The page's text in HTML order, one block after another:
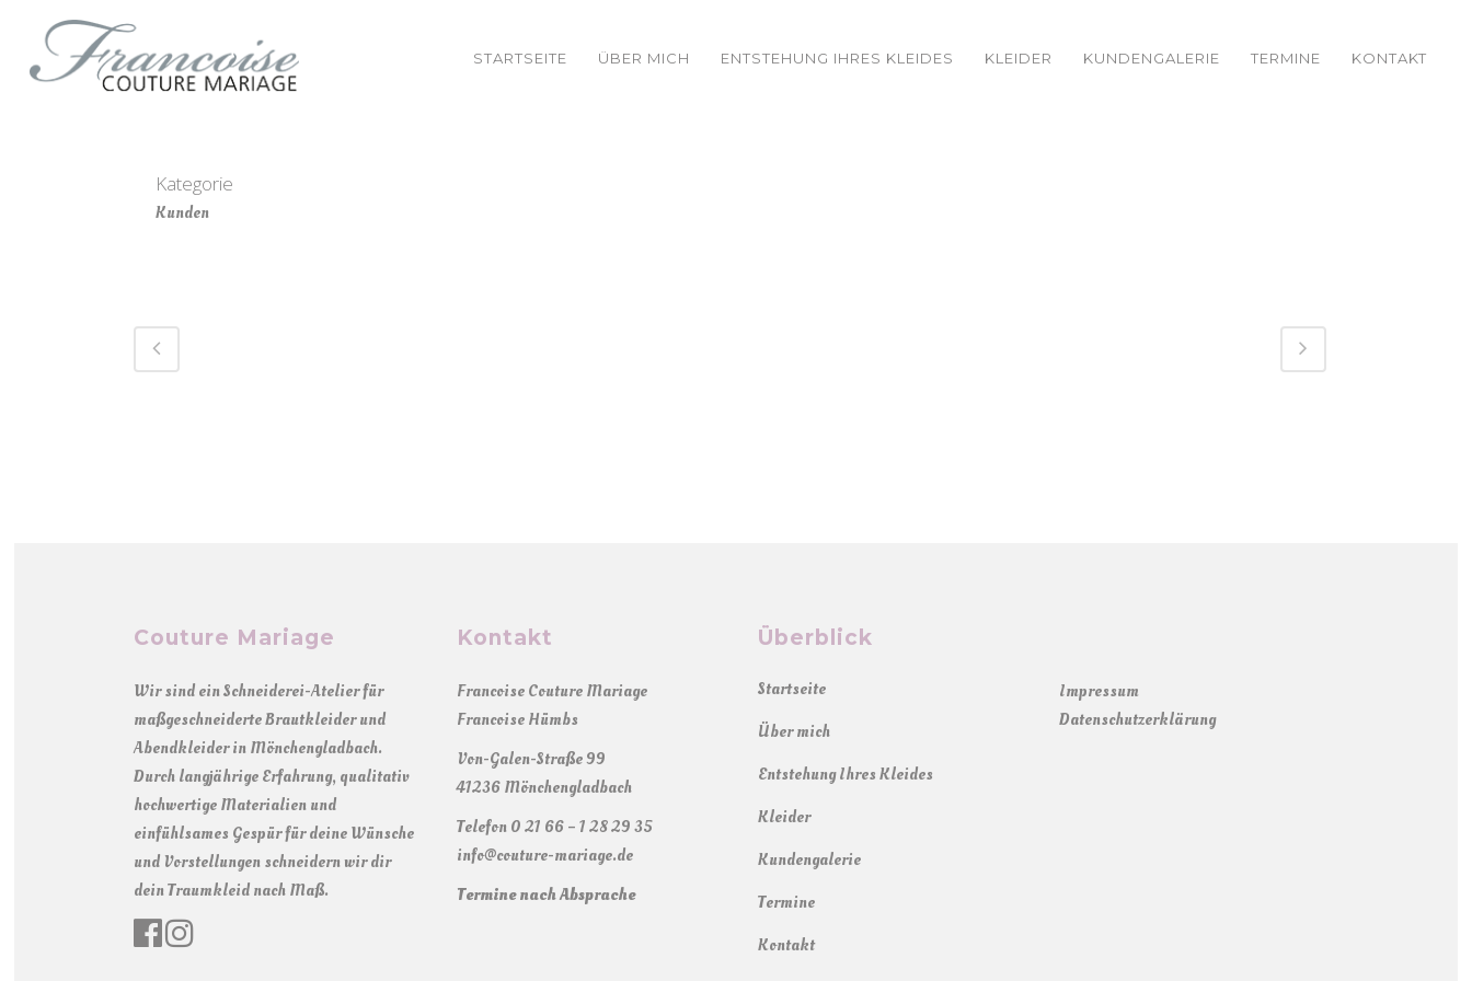
STARTSEITE ÜBER MICH ENTSTEHUNG IHRES KLEIDES KLEIDER KUNDENGALERIE TERMINE KONTAKT
Kategorie
Kunden
Couture Mariage
Wir sind ein Schneiderei-Atelier für
maßgeschneiderte Brautkleider und
Abendkleider in Mönchengladbach.
Durch langjährige Erfahrung, qualitativ
hochwertige Materialien und
einfühlsames Gespür für deine Wünsche
und Vorstellungen schneidern wir dir
dein Traumkleid nach Maß.
Kontakt
Francoise Couture Mariage
Francoise Hümbs
Von-Galen-Straße 99
41236 Mönchengladbach
Telefon 0 21 66 – 1 28 29 35
info@couture-mariage.de
Termine nach Absprache
Überblick
Startseite
Über mich
Entstehung Ihres Kleides
Kleider
Kundengalerie
Termine
Kontakt
Impressum
Datenschutzerklärung